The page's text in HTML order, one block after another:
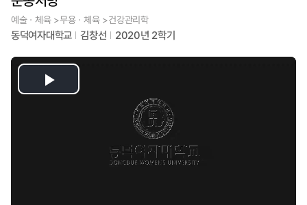
예술ㆍ체육 >무용ㆍ체육 >건강관리학
동덕여자대학교 김창선 2020년 2학기
Play